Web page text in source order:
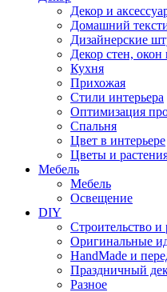
Декор и
Домашний
Дизайнерские
Декор стен, окон
Кухня
Прихожая
Стили интерьера
Оптимизация
Спальня
Цвет в интерьере
Цветы и
Мебель
Мебель
Освещение
DIY
Строительство и
Оригинальные
HandMade и
Праздничный
Разное